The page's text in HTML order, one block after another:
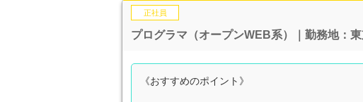
正社員
プログラマ（オープンWEB系）｜勤務地：
《おすすめのポイント》